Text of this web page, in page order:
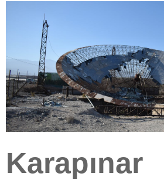
Karapınar